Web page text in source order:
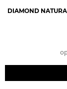
DIAMOND